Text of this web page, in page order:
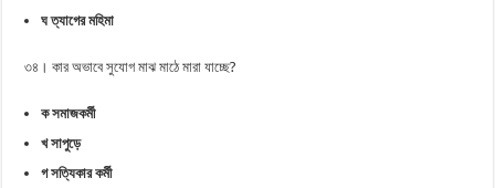
ঘ ত্যাগের মহিমা
৩৪। কার অভাবে সুযোগ মাঝ মাঠে মারা যাচ্ছে?
ক সমাজকর্মী
খ সাপুড়ে
গ সত্যিকার কর্মী